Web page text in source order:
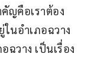
ญคือเราต้อง
นอำเภอฉวาง
วาง เป็นเรื่อง